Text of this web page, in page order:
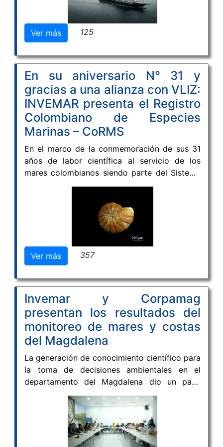
paisajes Caribe y Andes Centrales
promoviendo una visión integral del territorio,
donde la conservación de la biodiversidad y el
bienestar de las comunidades avanzan de
Colombia y Ecuador contribuirán a un
programa coordinado de investigación de
océano profundo en el Pacífico Tropical
Oriental, una de las regiones oceánicas más
biodiversas y menos exploradas del mundo.
Ver más 125
En su aniversario N° 31 y
gracias a una alianza con VLIZ:
INVEMAR presenta el Registro
Colombiano de Especies
Marinas – CoRMS
En el marco de la conmemoración de sus 31
años de labor científica al servicio de los
mares colombianos siendo parte del Sistema
Nacional Ambiental de Colombia (SINA),
Costeras José Benito Vives de Andréis
(INVEMAR) presentó oficialmente el Registro
Colombiano de Especies Marinas (CoRMS),
una iniciativa que busca fortalecer el
conocimiento, la visibilidad y el acceso a
información confiable sobre la biodiversidad
marina del país.
Ver más 357
Invemar y Corpamag
presentan los resultados del
monitoreo de mares y costas
del Magdalena
La generación de conocimiento científico para
la toma de decisiones ambientales en el
departamento del Magdalena dio un paso
significativo con la culminación del Convenio
113-2025 entre la Corporación Autónoma
Regional del Magdalena (CORPAMAG) y el
Instituto de Investigaciones Marinas y
Costeras (INVEMAR). Durante más de un año,